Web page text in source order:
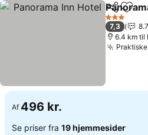
Del Føj
3 Stjerner
7,3
6.4 km til
Af 496 kr.
Se priser fra 19 hjemmesider